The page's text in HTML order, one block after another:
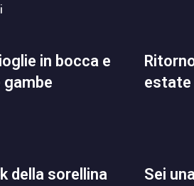
gambe
ritorno alle origini in
estate
della sorellina
sei una specie di